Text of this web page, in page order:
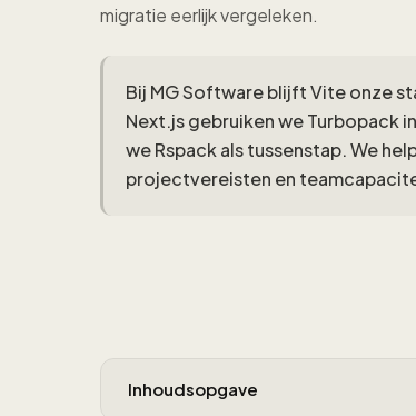
migratie eerlijk vergeleken.
Bij MG Software blijft Vite onze
Next.js gebruiken we Turbopack
we Rspack als tussenstap. We
projectvereisten en
Inhoudsopgave